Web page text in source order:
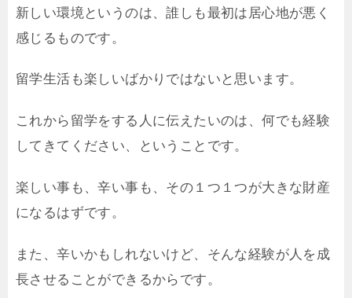
新しい環境というのは、誰しも最初は居心地が悪く
感じるものです。
留学生活も楽しいばかりではないと思います。
これから留学をする人に伝えたいのは、何でも経験
してきてください、ということです。
楽しい事も、辛い事も、その１つ１つが大きな財産
になるはずです。
また、辛いかもしれないけど、そんな経験が人を成
長させることができるからです。